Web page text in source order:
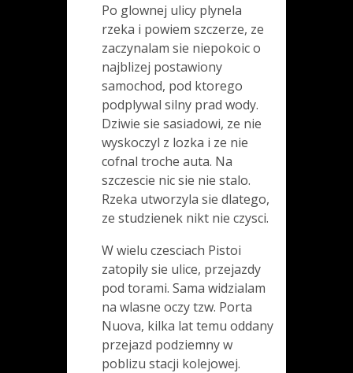
Po glownej ulicy plynela
rzeka i powiem szczerze, ze
zaczynalam sie niepokoic o
najblizej postawiony
samochod, pod ktorego
podplywal silny prad wody.
Dziwie sie sasiadowi, ze nie
wyskoczyl z lozka i ze nie
cofnal troche auta. Na
szczescie nic sie nie stalo.
Rzeka utworzyla sie dlatego,
ze studzienek nikt nie czysci.
W wielu czesciach Pistoi
zatopily sie ulice, przejazdy
pod torami. Sama widzialam
na wlasne oczy tzw. Porta
Nuova, kilka lat temu oddany
przejazd podziemny w
poblizu stacji kolejowej.